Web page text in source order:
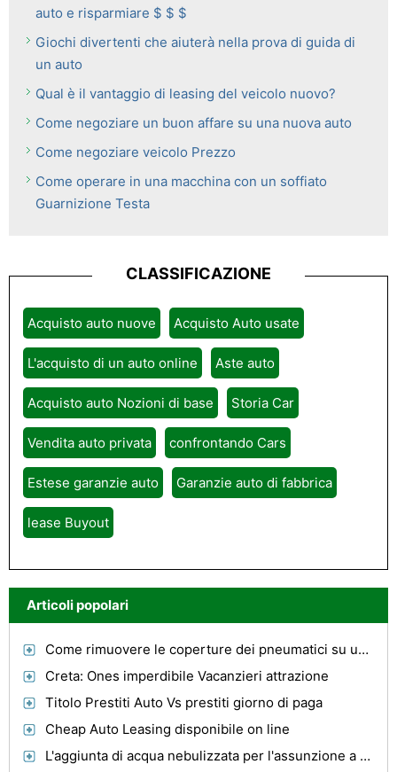
auto e risparmiare $ $ $
Giochi divertenti che aiuterà nella prova di guida di
un auto
Qual è il vantaggio di leasing del veicolo nuovo?
Come negoziare un buon affare su una nuova auto
Come negoziare veicolo Prezzo
Come operare in una macchina con un soffiato
Guarnizione Testa
CLASSIFICAZIONE
Acquisto auto nuove Acquisto Auto usate
L'acquisto di un auto online Aste auto
Acquisto auto Nozioni di base Storia Car
Vendita auto privata confrontando Cars
Estese garanzie auto Garanzie auto di fabbrica
lease Buyout
Articoli popolari
Come rimuovere le coperture dei pneumatici su un 2007 Ford Focus
Creta: Ones imperdibile Vacanzieri attrazione
Titolo Prestiti Auto Vs prestiti giorno di paga
Cheap Auto Leasing disponibile on line
L'aggiunta di acqua nebulizzata per l'assunzione a fare più Horsepower